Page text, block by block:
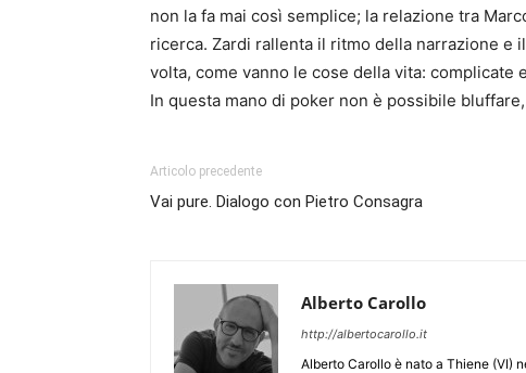
non la fa mai così semplice; la relazione tra
ricerca. Zardi rallenta il ritmo della narrazione e
volta, come vanno le cose della vita:
In questa mano di poker non è possibile
Articolo precedente
Vai pure. Dialogo con Pietro Consagra
Alberto Carollo
http://albertocarollo.it
Alberto Carollo è nato a Thiene (VI)